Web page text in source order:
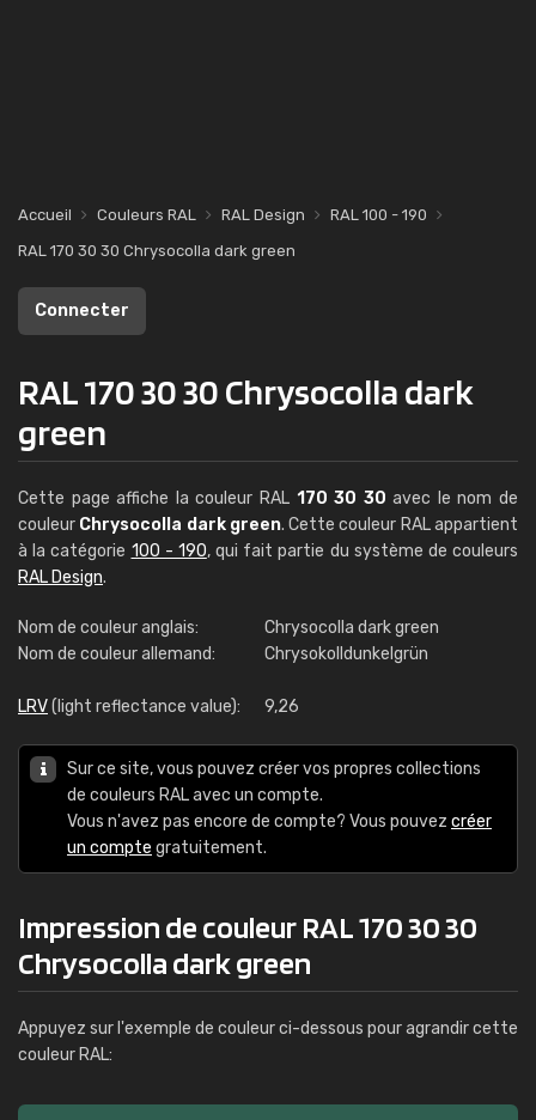
Accueil Couleurs RAL RAL Design
RAL 100 - 190
RAL 170 30 30 Chrysocolla dark green
Connecter
RAL 170 30 30 Chrysocolla dark
green
Cette page affiche la couleur RAL 170 30 30 avec le nom de
couleur Chrysocolla dark green. Cette couleur RAL appartient
à la catégorie 100 - 190, qui fait partie du système de couleurs
RAL Design.
Nom de couleur anglais:
Chrysocolla dark green
Nom de couleur allemand:
Chrysokolldunkelgrün
LRV(light reflectance value): 9,26
Sur ce site, vous pouvez créer vos propres collections
de couleurs RAL avec un compte.
Vous n'avez pas encore de compte? Vous pouvez créer
un compte gratuitement.
Impression de couleur RAL 170 30 30
Chrysocolla dark green
Appuyez sur l'exemple de couleur ci-dessous pour agrandir cette
couleur RAL: